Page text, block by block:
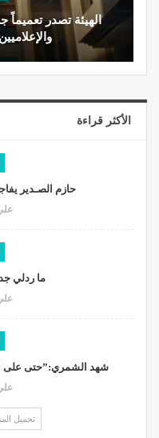
الهيئة تصدر تعميماً
الأكثر قراءة
حازم الصـدير
ما ردلي
شهد الشمري:”حتى على
تحميل